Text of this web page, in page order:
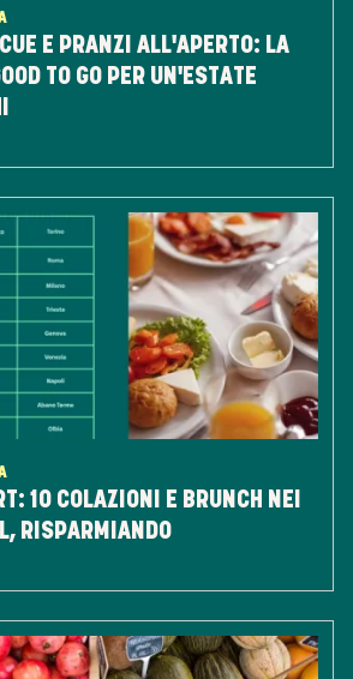
E PRANZI ALL'APERTO: LA
TO GO PER UN'ESTATE
10 COLAZIONI E BRUNCH NEI
RISPARMIANDO